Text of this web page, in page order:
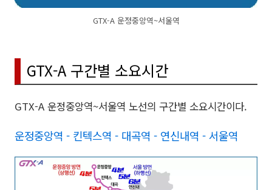
GTX-A 운정중앙역~서울역
GTX-A 구간별 소요시간
GTX-A 운정중앙역~서울역 노선의 구간별 소요시간이다.
운정중앙역 - 킨텍스역 - 대곡역 - 연신내역 - 서울역